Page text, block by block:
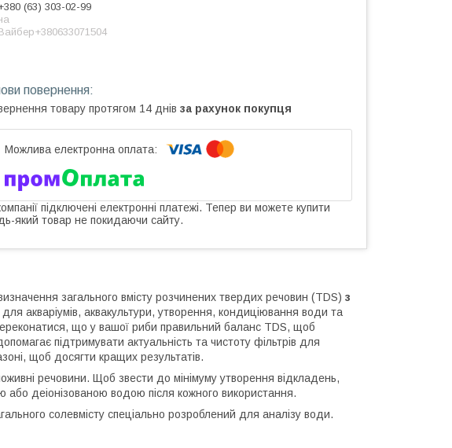
(63) 303-02-99
товару протягом 14 днів за рахунок покупця
підключені електронні платежі. Тепер ви можете купити
який товар не покидаючи сайту.
загального вмісту розчинених твердих речовин (TDS) з
акваріумів, аквакультури, утворення, кондиціювання води та
що у вашої риби правильний баланс TDS, щоб
підтримувати актуальність та чистоту фільтрів для
щоб досягти кращих результатів.
речовини. Щоб звести до мінімуму утворення відкладень,
деіонізованою водою після кожного використання.
солевмісту спеціально розроблений для аналізу води.